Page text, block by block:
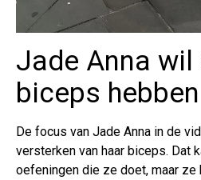
Jade Anna wil
biceps hebben
De focus van Jade Anna in de
versterken van haar biceps. Dat
oefeningen die ze doet, maar